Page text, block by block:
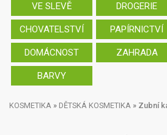
VE SLEVĚ DROGERIE
CHOVATELSTVÍ PAPÍRNICTVÍ
DOMÁCNOST ZAHRADA
BARVY
KOSMETIKA » DĚTSKÁ KOSMETIKA » Zubní